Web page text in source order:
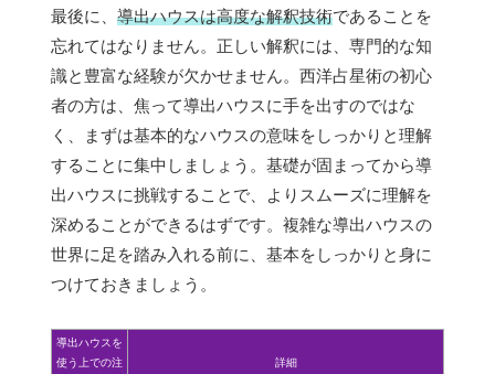
最後に、 導出ハウスは高度な解釈技術であることを
忘れてはなりません。正しい解釈には、専門的な知
識と豊富な経験が欠かせません。西洋占星術の初心
者の方は、焦って導出ハウスに手を出すのではな
く、まずは基本的なハウスの意味をしっかりと理解
することに集中しましょう。基礎が固まってから導
出ハウスに挑戦することで、よりスムーズに理解を
深めることができるはずです。複雑な導出ハウスの
世界に足を踏み入れる前に、基本をしっかりと身に
つけておきましょう。
導出ハウスを
使う上での注
詳細